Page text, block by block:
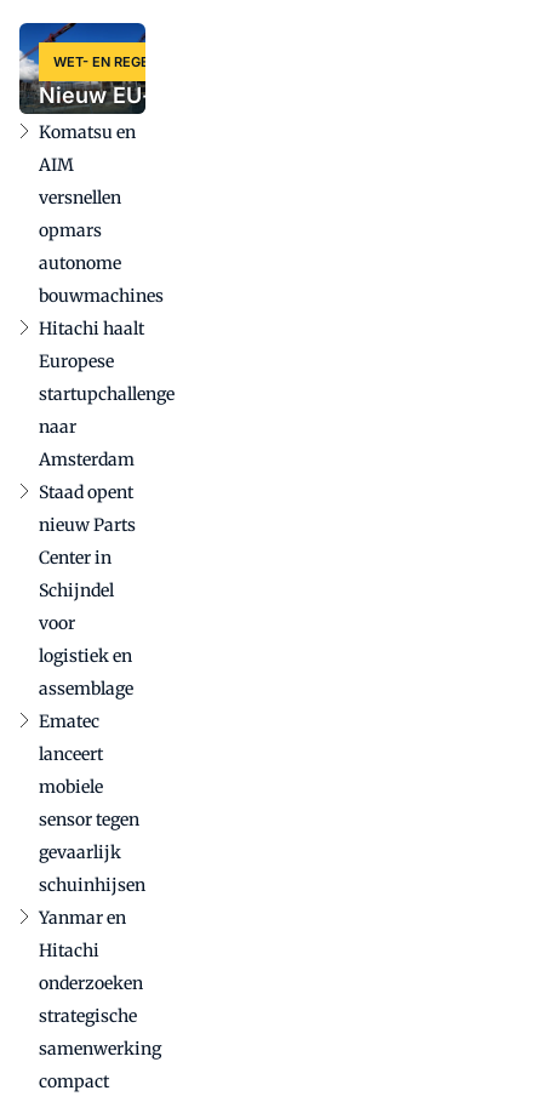
krachtpatser
tot slimme
krol: vijf
nieuwe
machines
op een rij
WET- EN REGELGEVING
Nieuw EU-voorstel
voor
aanbestedingregels
hebben voor
bouwmachinesector
Komatsu en
AIM
versnellen
opmars
autonome
bouwmachines
Hitachi haalt
Europese
startupchallenge
naar
Amsterdam
Staad opent
nieuw Parts
Center in
Schijndel
voor
logistiek en
assemblage
Ematec
lanceert
mobiele
sensor tegen
gevaarlijk
schuinhijsen
Yanmar en
Hitachi
onderzoeken
strategische
samenwerking
compact